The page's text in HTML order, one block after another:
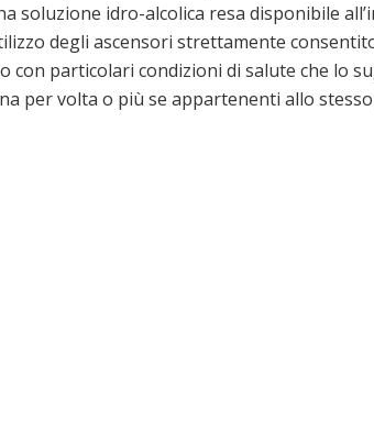
soluzione idro-alcolica resa disponibile
degli ascensori strettamente
con particolari condizioni di salute che lo
per volta o più se appartenenti allo